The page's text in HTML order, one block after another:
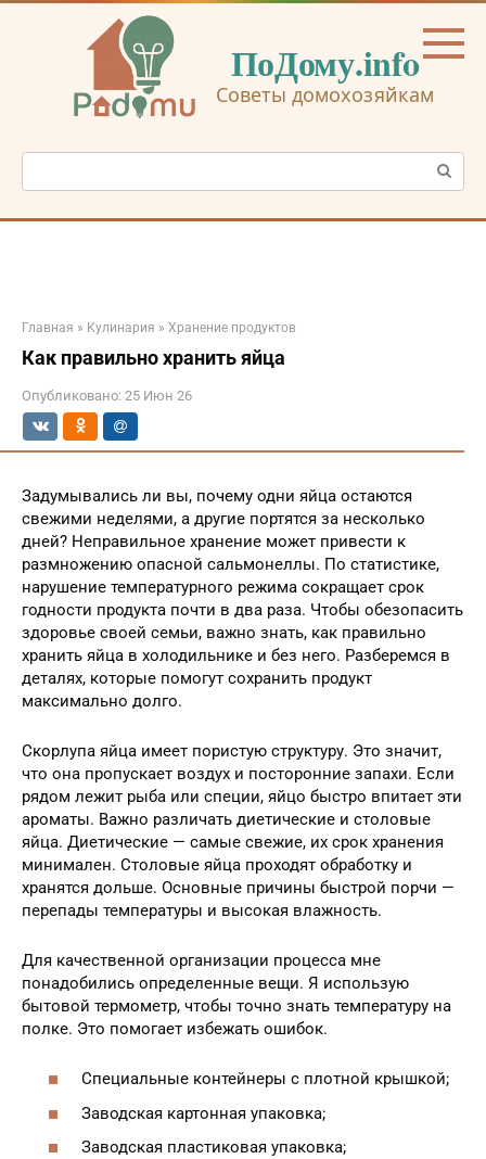
Перейти
ПоДому.info
Советы домохозяйкам
Поиск:
Главная » Кулинария » Хранение продуктов
Как правильно хранить яйца
Опубликовано: 25 Июн 26
Задумывались ли вы, почему одни яйца остаются
свежими неделями, а другие портятся за несколько
дней? Неправильное хранение может привести к
размножению опасной сальмонеллы. По статистике,
нарушение температурного режима сокращает срок
годности продукта почти в два раза. Чтобы обезопасить
здоровье своей семьи, важно знать, как правильно
хранить яйца в холодильнике и без него. Разберемся в
деталях, которые помогут сохранить продукт
максимально долго.
Скорлупа яйца имеет пористую структуру. Это значит,
что она пропускает воздух и посторонние запахи. Если
рядом лежит рыба или специи, яйцо быстро впитает эти
ароматы. Важно различать диетические и столовые
яйца. Диетические — самые свежие, их срок хранения
минимален. Столовые яйца проходят обработку и
хранятся дольше. Основные причины быстрой порчи —
перепады температуры и высокая влажность.
Для качественной организации процесса мне
понадобились определенные вещи. Я использую
бытовой термометр, чтобы точно знать температуру на
полке. Это помогает избежать ошибок.
Специальные контейнеры с плотной крышкой;
Заводская картонная упаковка;
Заводская пластиковая упаковка;